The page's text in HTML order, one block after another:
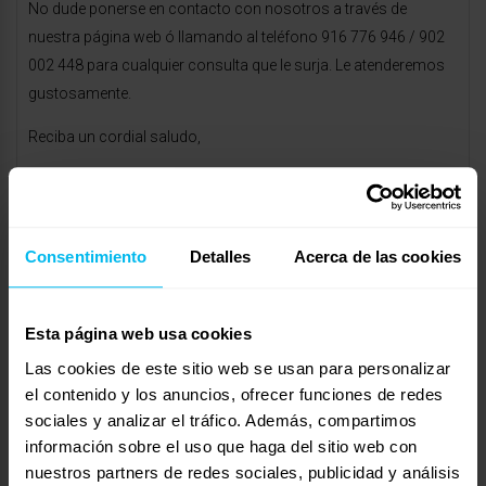
Consentimiento Detalles Acerca de las cookies
Esta página web usa cookies
Las cookies de este sitio web se usan para personalizar
el contenido y los anuncios, ofrecer funciones de redes
sociales y analizar el tráfico. Además, compartimos
información sobre el uso que haga del sitio web con
nuestros partners de redes sociales, publicidad y análisis
No dude ponerse en contacto con nosotros a través de
nuestra página web ó llamando al teléfono 916 776 946 / 902
002 448 para cualquier consulta que le surja. Le atenderemos
gustosamente.
Reciba un cordial saludo,
LoMonaco Online Invitado
Buenos días Ramon:
En Grupo LoMonaco hemos lanzado el sistema que
proporciona la máxima independencia de lechos (después de
los colchones gemelos, claro está). Disponemos dentro de